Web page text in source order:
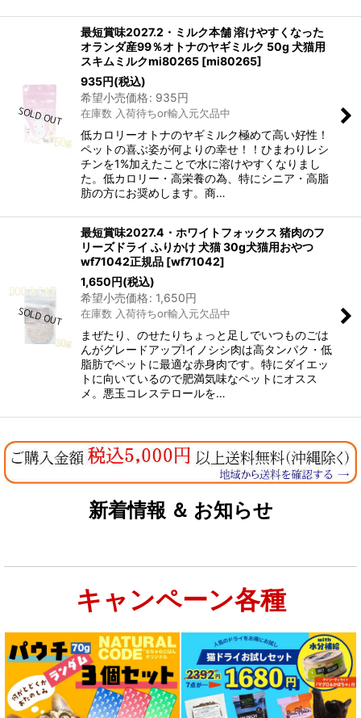
最短賞味2027.2・ミルク本舗 溶けやすくなった
オランダ産99％オトナのヤギミルク 50g 犬猫用
スキムミルクmi80265 [mi80265]
935円(税込)
希望小売価格: 935円
在庫数 入荷待ちor輸入元欠品中
低カロリーオトナのヤギミルク極めて高い好性！
ペットの喜ぶ姿が何よりの幸せ！！ひまわりレシ
チンを1%加えたことで水に溶けやすくなりまし
た。低カロリー・高栄養の為、特にシニア・高脂
肪の方にお奨めします。商…
最短賞味2027.4・ホワイトフォックス 猪肉のフ
リーズドライ ふりかけ 犬猫 30g犬猫用おやつ
wf71042正規品 [wf71042]
1,650円(税込)
希望小売価格: 1,650円
在庫数 入荷待ちor輸入元欠品中
まぜたり、のせたりちょっと足しでいつものごは
んがグレードアップ!イノシシ肉は高タンパク・低
脂肪でペットに最適な赤身肉です。特にダイエッ
トに向いているので肥満気味なペットにオスス
メ。悪玉コレステロールを…
新着情報 ＆ お知らせ
キャンペーン各種